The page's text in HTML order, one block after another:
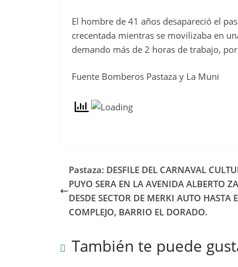
El hombre de 41 años desapareció el
crecentada mientras se movilizaba en
demando más de 2 horas de trabajo,
Fuente Bomberos Pastaza y La Muni
Pastaza: DESFILE DEL CARNAVAL
PUYO SERA EN LA AVENIDA ALBERTO
DESDE SECTOR DE MERKI AUTO HASTA
COMPLEJO, BARRIO EL DORADO.
También te puede